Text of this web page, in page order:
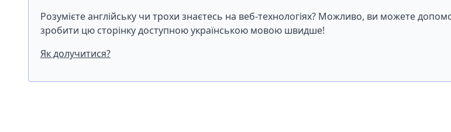
Розумієте англійську чи трохи знаєтесь на веб-технологіях? Можливо, ви можете
зробити цю сторінку доступною українською мовою швидше!
Як долучитися?